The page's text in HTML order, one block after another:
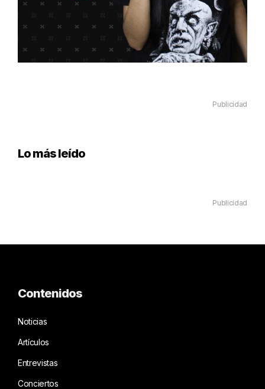
Publicidad
Lo más leído
Publicidad
Contenidos
Noticias
Artículos
Entrevistas
Conciertos